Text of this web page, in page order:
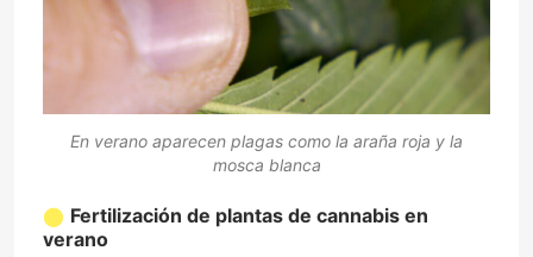
En verano aparecen plagas como la araña roja y la
mosca blanca
Fertilización de plantas de cannabis en
verano